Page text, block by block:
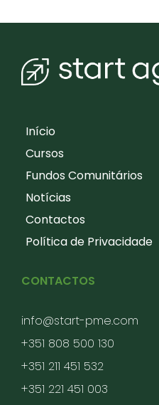
Início
Cursos
Fundos Comunitários
Notícias
Contactos
Política de Privacidade
CONTACTOS
info@start-pme.com
+351 808 500 130
+351 211 451 532
+351 221 451 003